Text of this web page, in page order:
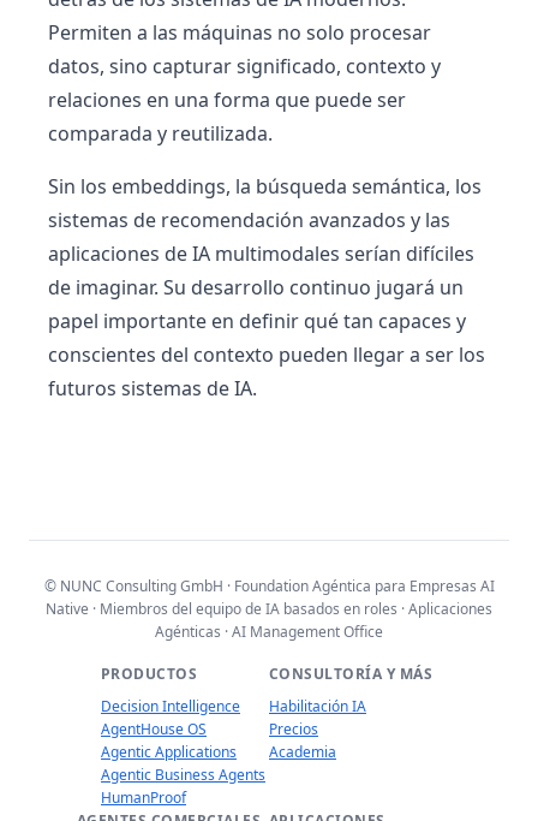
Permiten a las máquinas no solo procesar
datos, sino capturar significado, contexto y
relaciones en una forma que puede ser
comparada y reutilizada.
Sin los embeddings, la búsqueda semántica, los
sistemas de recomendación avanzados y las
aplicaciones de IA multimodales serían difíciles
de imaginar. Su desarrollo continuo jugará un
papel importante en definir qué tan capaces y
conscientes del contexto pueden llegar a ser los
futuros sistemas de IA.
© NUNC Consulting GmbH · Foundation Agéntica para Empresas AI
Native · Miembros del equipo de IA basados en roles · Aplicaciones
Agénticas · AI Management Office
PRODUCTOS
Decision Intelligence
AgentHouse OS
Agentic Applications
Agentic Business Agents
HumanProof
CONSULTORÍA Y MÁS
Habilitación IA
Precios
Academia